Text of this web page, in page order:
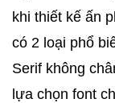
khi thiết kế ấn
có 2 loại phổ
Serif không
lựa chọn font